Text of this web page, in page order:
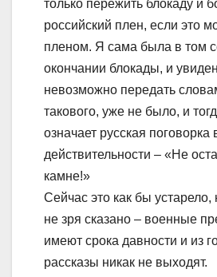
только пережить блокаду и
российский плен, если это
пленом. Я сама была в том
окончании блокады, и
невозможно передать
такового, уже не было, и
означает русская поговорка
действительности – «Не
камне!»
Сейчас это как бы
не зря сказано – военные
имеют срока давности и из
рассказы никак не выходят.